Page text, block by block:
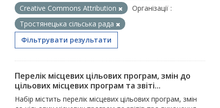
Creative Commons Attribution
Організації :
Тростянецька сільська рада
Фільтрувати результати
Перелік місцевих цільових програм, змін до
цільових місцевих програм та звіті...
Набір містить перелік місцевих цільових програм, змін